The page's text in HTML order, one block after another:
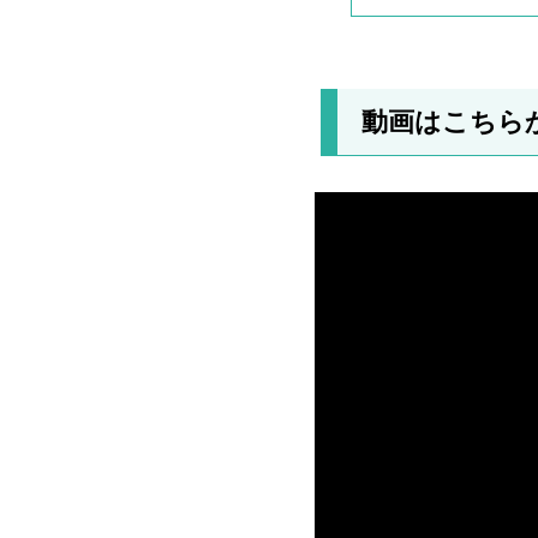
動画はこちら